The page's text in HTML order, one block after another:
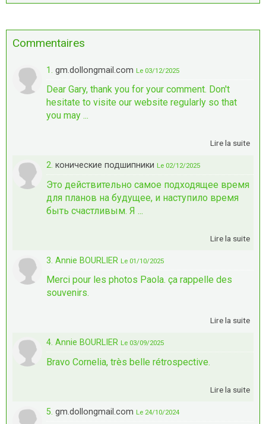
Commentaires
1. gm.dollongmail.com Le 03/12/2025
Dear Gary, thank you for your comment. Don't
hesitate to visite our website regularly so that
you may ...
Lire la suite
2. конические подшипники Le 02/12/2025
Это действительно самое подходящее время
для планов на будущее, и наступило время
быть счастливым. Я ...
Lire la suite
3. Annie BOURLIER Le 01/10/2025
Merci pour les photos Paola. ça rappelle des
souvenirs.
Lire la suite
4. Annie BOURLIER Le 03/09/2025
Bravo Cornelia, très belle rétrospective.
Lire la suite
5. gm.dollongmail.com Le 24/10/2024